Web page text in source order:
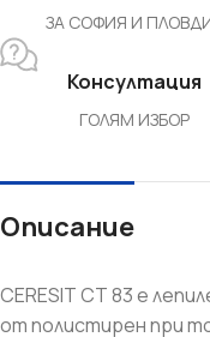
ЗА СОФИЯ И
Консултация
ГОЛЯМ ИЗБОР
Описание
CERESIT CT 83 е
от полистирен при